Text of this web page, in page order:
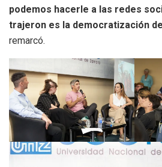
podemos hacerle a las redes
trajeron es la democratización
remarcó.